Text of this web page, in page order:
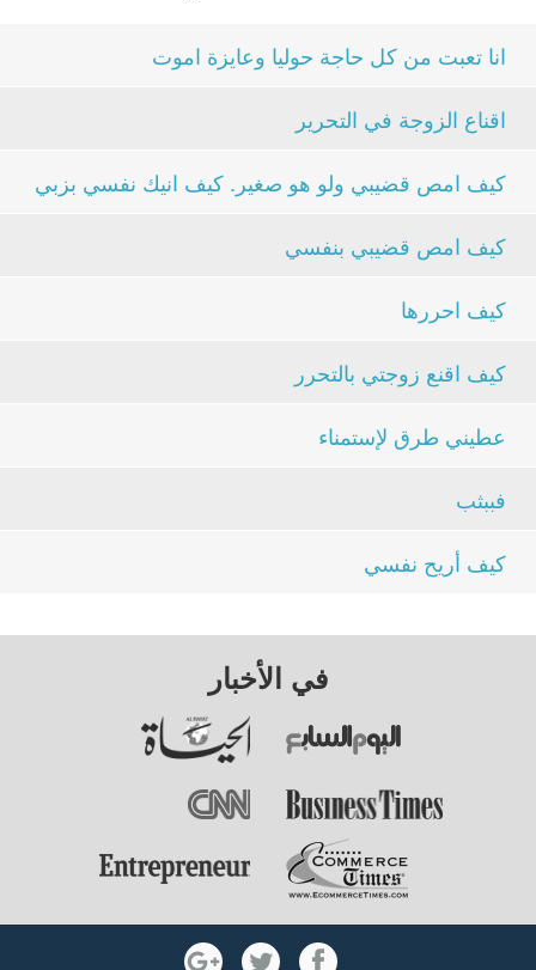
انا تعبت من كل حاجة حوليا وعايزة اموت
اقناع الزوجة في التحرير
كيف امص قضيبي ولو هو صغير. كيف انيك نفسي بزبي
كيف امص قضيبي بنفسي
كيف احررها
كيف اقنع زوجتي بالتحرر
عطيني طرق لإستمناء
فببثب
كيف أريح نفسي
في الأخبار